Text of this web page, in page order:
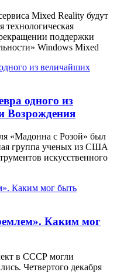
Mixed Reality будут
технологическая
поддержки
Windows Mixed
одного из
Возрождения
«Мадонна с Розой» был
группа ученых из США
искусственного
Каким мог
в СССР могли
Четвертого декабря